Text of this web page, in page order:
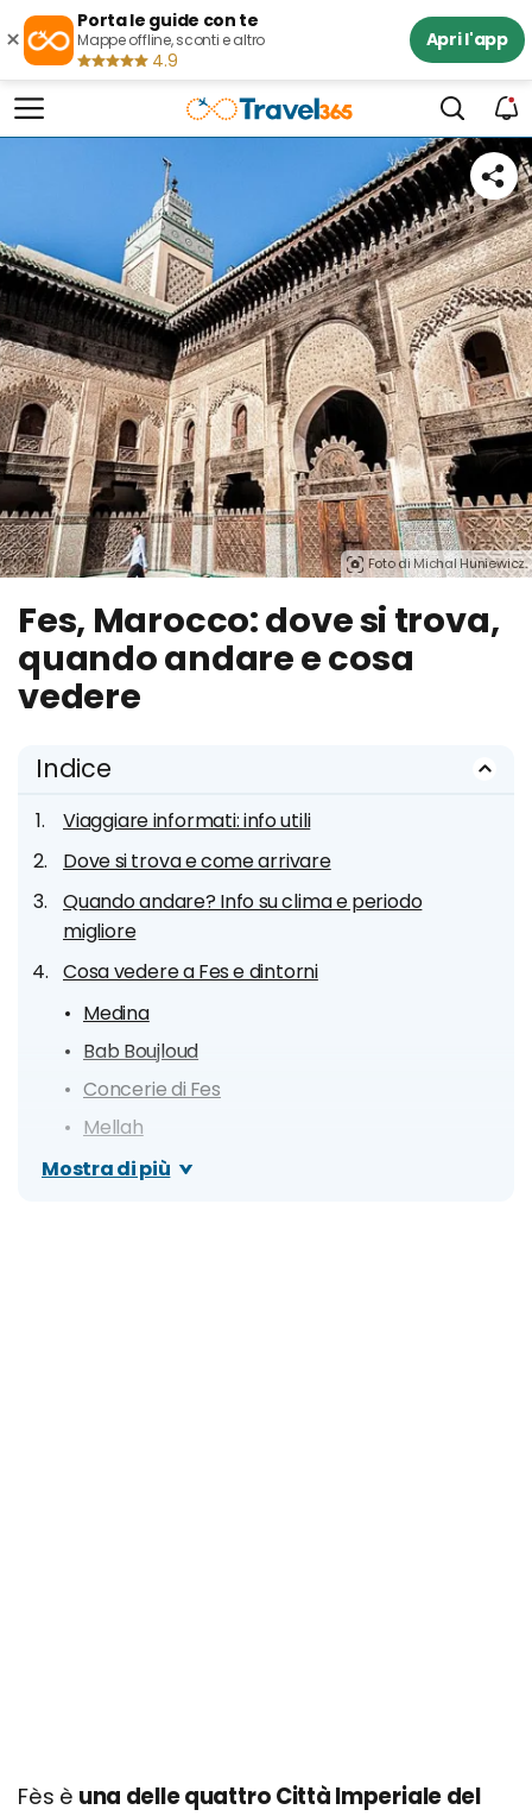
×
Porta le guide con te
Mappe offline, sconti e altro
4.9
Apri l'app
Foto di Michal Huniewicz.
Fes, Marocco: dove si trova,
quando andare e cosa
vedere
Indice
Viaggiare informati: info utili
Dove si trova e come arrivare
Quando andare? Info su clima e periodo
migliore
Cosa vedere a Fes e dintorni
Medina
Bab Boujloud
Concerie di Fes
Mellah
Moschea e Università al-Karaouine
Mostra di più
Fès è una delle quattro Città Imperiale del